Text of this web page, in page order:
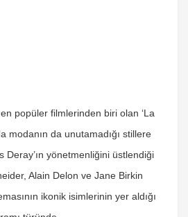
en popüler filmlerinden biri olan ‘La
modanın da unutamadığı stillere
Deray’ın yönetmenliğini üstlendiği
Alain Delon ve Jane Birkin
ikonik isimlerinin yer aldığı